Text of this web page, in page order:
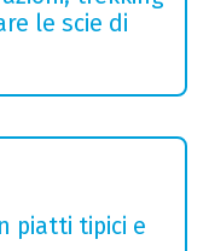
le scie di
piatti tipici e